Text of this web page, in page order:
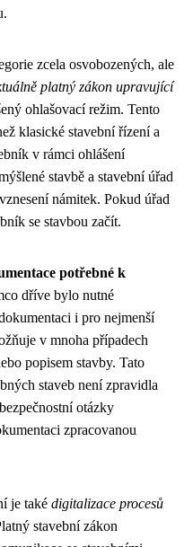
zcela osvobozených, ale
platný zákon upravující
ohlašovací režim. Tento
klasické stavební řízení a
v rámci ohlášení
stavbě a stavební úřad
námitek. Pokud úřad
se stavbou začít.
potřebné k
dříve bylo nutné
i pro nejmenší
v mnoha případech
popisem stavby. Tato
staveb není zpravidla
otázky
zpracovanou
je také digitalizace procesů
stavební zákon